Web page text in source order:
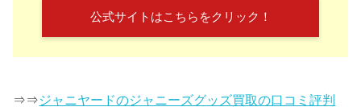
公式サイトはこちらをクリック！
⇒⇒ジャニヤードのジャニーズグッズ買取の口コミ評判